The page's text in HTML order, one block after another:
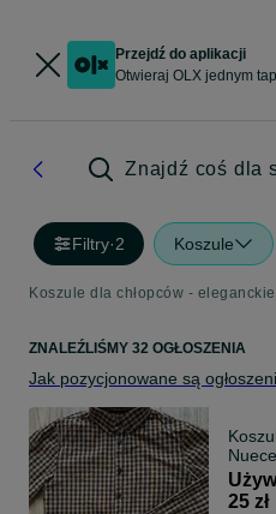
Przejdź do aplikacji
Otwieraj OLX jednym
Znajdź coś dla
Filtry·2 Koszule
Koszule dla chłopców -
ZNALEŹLIŚMY 32 OGŁOSZENIA
Jak pozycjonowane są
25 zł